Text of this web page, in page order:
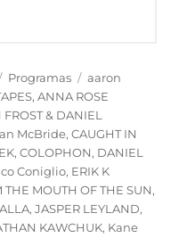
Categories
Programas Tags
aaron
,ANNA ROSE
FROST & DANIEL
McBride,CAUGHT IN
,COLOPHON, DANIEL
Coniglio, ERIK K
THE MOUTH OF THE SUN,
,JASPER LEYLAND,
KAWCHUK, Kane